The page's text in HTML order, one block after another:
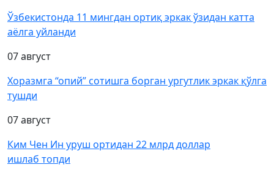
Ўзбекистонда 11 мингдан ортиқ эркак ўзидан катта
аёлга уйланди
07 август
Хоразмга “опий” сотишга борган ургутлик эркак қўлга
тушди
07 август
Ким Чен Ин уруш ортидан 22 млрд доллар
ишлаб топди